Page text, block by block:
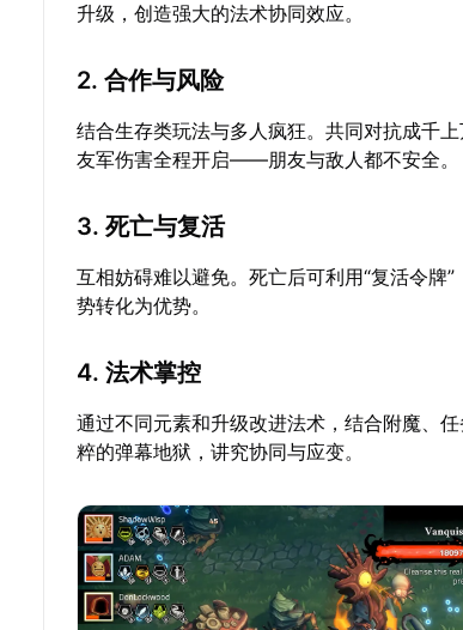
升级，创造强大的法术协同效应。
2. 合作与风险
结合生存类玩法与多人疯狂。共同对抗成千
友军伤害全程开启——朋友与敌人都不安全。
3. 死亡与复活
互相妨碍难以避免。死亡后可利用“复活令牌
势转化为优势。
4. 法术掌控
通过不同元素和升级改进法术，结合附魔、
粹的弹幕地狱，讲究协同与应变。